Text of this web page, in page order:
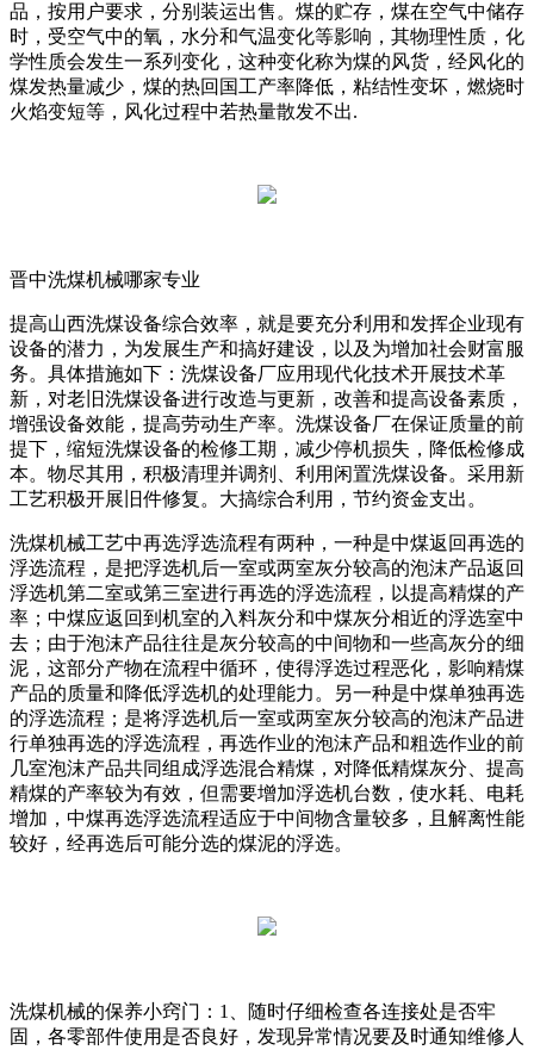
品，按用户要求，分别装运出售。煤的贮存，煤在空气中储存
时，受空气中的氧，水分和气温变化等影响，其物理性质，化
学性质会发生一系列变化，这种变化称为煤的风货，经风化的
煤发热量减少，煤的热回国工产率降低，粘结性变坏，燃烧时
火焰变短等，风化过程中若热量散发不出.
晋中洗煤机械哪家专业
提高山西洗煤设备综合效率，就是要充分利用和发挥企业现有
设备的潜力，为发展生产和搞好建设，以及为增加社会财富服
务。具体措施如下：洗煤设备厂应用现代化技术开展技术革
新，对老旧洗煤设备进行改造与更新，改善和提高设备素质，
增强设备效能，提高劳动生产率。洗煤设备厂在保证质量的前
提下，缩短洗煤设备的检修工期，减少停机损失，降低检修成
本。物尽其用，积极清理并调剂、利用闲置洗煤设备。采用新
工艺积极开展旧件修复。大搞综合利用，节约资金支出。
洗煤机械工艺中再选浮选流程有两种，一种是中煤返回再选的
浮选流程，是把浮选机后一室或两室灰分较高的泡沫产品返回
浮选机第二室或第三室进行再选的浮选流程，以提高精煤的产
率；中煤应返回到机室的入料灰分和中煤灰分相近的浮选室中
去；由于泡沫产品往往是灰分较高的中间物和一些高灰分的细
泥，这部分产物在流程中循环，使得浮选过程恶化，影响精煤
产品的质量和降低浮选机的处理能力。另一种是中煤单独再选
的浮选流程；是将浮选机后一室或两室灰分较高的泡沫产品进
行单独再选的浮选流程，再选作业的泡沫产品和粗选作业的前
几室泡沫产品共同组成浮选混合精煤，对降低精煤灰分、提高
精煤的产率较为有效，但需要增加浮选机台数，使水耗、电耗
增加，中煤再选浮选流程适应于中间物含量较多，且解离性能
较好，经再选后可能分选的煤泥的浮选。
洗煤机械的保养小窍门：1、随时仔细检查各连接处是否牢
固，各零部件使用是否良好，发现异常情况要及时通知维修人